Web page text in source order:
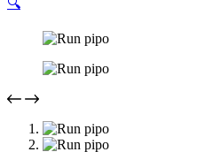
🔍